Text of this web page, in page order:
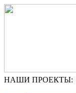
НАШИ ПРОЕКТЫ: